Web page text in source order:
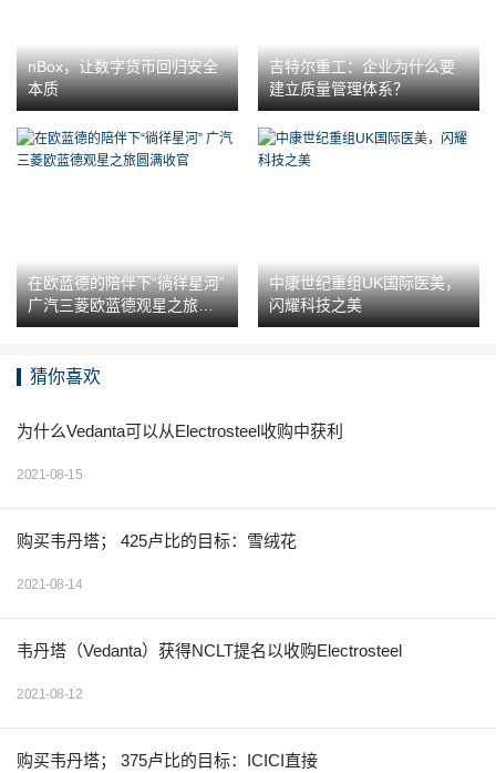
nBox，让数字货币回归安全
本质
吉特尔重工：企业为什么要
建立质量管理体系？
在欧蓝德的陪伴下“徜徉星河”
广汽三菱欧蓝德观星之旅圆
满收官
中康世纪重组UK国际医美，
闪耀科技之美
猜你喜欢
为什么Vedanta可以从Electrosteel收购中获利
2021-08-15
购买韦丹塔； 425卢比的目标：雪绒花
2021-08-14
韦丹塔（Vedanta）获得NCLT提名以收购Electrosteel
2021-08-12
购买韦丹塔； 375卢比的目标：ICICI直接